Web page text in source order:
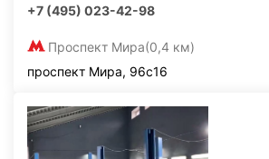
+7 (495) 023-42-98
Проспект Мира(0,4 км)
проспект Мира, 96с16